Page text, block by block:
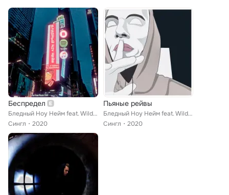
Беспредел
Бледный Ноу Нейм feat. Wild Boyz Planet
Сингл
2020
Пьяные рейвы
Бледный Ноу Нейм feat. Wild Boyz Planet
Сингл
2020